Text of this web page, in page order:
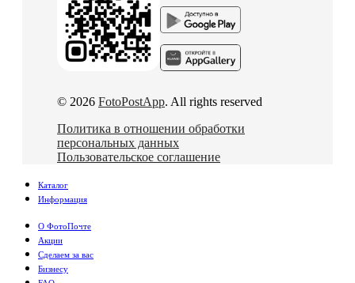
© 2026 FotoPostApp. All rights reserved
Политика в отношении обработки
персональных данных
Пользовательское соглашение
Каталог
Информация
О ФотоПочте
Акции
Сделаем за вас
Бизнесу